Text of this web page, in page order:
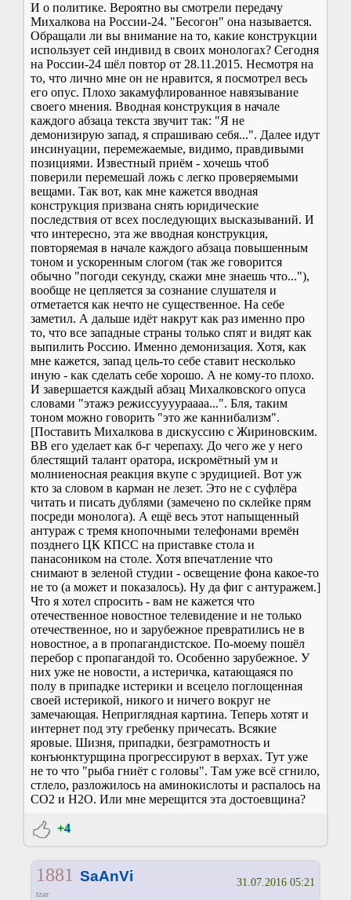
И о политике. Вероятно вы смотрели передачу
Михалкова на России-24. "Бесогон" она называется.
Обращали ли вы внимание на то, какие конструкции
использует сей индивид в своих монологах? Сегодня
на России-24 шёл повтор от 28.11.2015. Несмотря на
то, что лично мне он не нравится, я посмотрел весь
его опус. Плохо закамуфлированное навязывание
своего мнения. Вводная конструкция в начале
каждого абзаца текста звучит так: "Я не
демонизирую запад, я спрашиваю себя...". Далее идут
инсинуации, перемежаемые, видимо, правдивыми
позициями. Известный приём - хочешь чтоб
поверили перемешай ложь с легко проверяемыми
вещами. Так вот, как мне кажется вводная
конструкция призвана снять юридические
последствия от всех последующих высказываний. И
что интересно, эта же вводная конструкция,
повторяемая в начале каждого абзаца повышенным
тоном и ускоренным слогом (так же говорится
обычно "погоди секунду, скажи мне знаешь что..."),
вообще не цепляется за сознание слушателя и
отметается как нечто не существенное. На себе
заметил. А дальше идёт накрут как раз именно про
то, что все западные страны только спят и видят как
выпилить Россию. Именно демонизация. Хотя, как
мне кажется, запад цель-то себе ставит несколько
иную - как сделать себе хорошо. А не кому-то плохо.
И завершается каждый абзац Михалковского опуса
словами "этажэ режиссуууураааа...". Бля, таким
тоном можно говорить "это же каннибализм".
[Поставить Михалкова в дискуссию с Жириновским.
ВВ его уделает как б-г черепаху. До чего же у него
блестящий талант оратора, искромётный ум и
молниеносная реакция вкупе с эрудицией. Вот уж
кто за словом в карман не лезет. Это не с суфлёра
читать и писать дублями (замечено по склейке прям
посреди монолога). А ещё весь этот напыщенный
антураж с тремя кнопочными телефонами времён
позднего ЦК КПСС на приставке стола и
панасоником на столе. Хотя впечатление что
снимают в зеленой студии - освещение фона какое-то
не то (а может и показалось). Ну да фиг с антуражем.]
Что я хотел спросить - вам не кажется что
отечественное новостное телевидение и не только
отечественное, но и зарубежное превратились не в
новостное, а в пропагандистское. По-моему пошёл
перебор с пропагандой то. Особенно зарубежное. У
них уже не новости, а истеричка, катающаяся по
полу в припадке истерики и всецело поглощенная
своей истерикой, никого и ничего вокруг не
замечающая. Неприглядная картина. Теперь хотят и
интернет под эту гребенку причесать. Всякие
яровые. Шизня, припадки, безграмотность и
конъюнктурщина прогрессируют в верхах. Тут уже
не то что "рыба гниёт с головы". Там уже всё сгнило,
стлело, разложилось на аминокислоты и распалось на
СО2 и Н2О. Или мне мерещится эта достоевщина?
+4
1881 SaAnVi
tzar
31.07.2016 05:21